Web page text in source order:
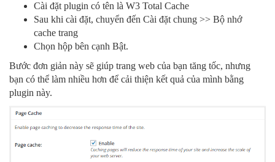
Cài đặt plugin có tên là W3 Total Cache
Sau khi cài đặt, chuyển đến Cài đặt chung >> Bộ nhớ
cache trang
Chọn hộp bên cạnh Bật.
Bước đơn giản này sẽ giúp trang web của bạn tăng tốc, nhưng
bạn có thể làm nhiều hơn để cải thiện kết quả của mình bằng
plugin này.